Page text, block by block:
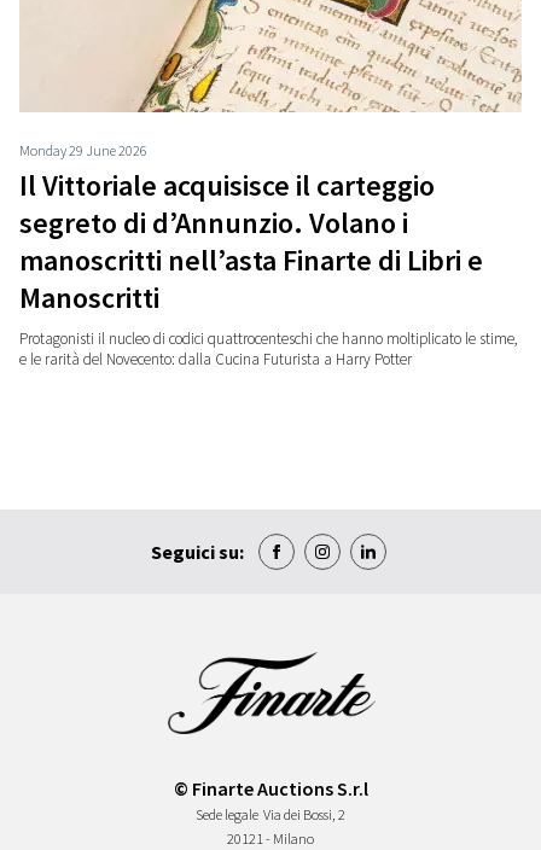
Monday 29 June 2026
Il Vittoriale acquisisce il carteggio
segreto di d’Annunzio. Volano i
manoscritti nell’asta Finarte di Libri e
Manoscritti
Protagonisti il nucleo di codici quattrocenteschi che hanno moltiplicato le stime,
e le rarità del Novecento: dalla Cucina Futurista a Harry Potter
Seguici su:
© Finarte Auctions S.r.l
Sede legale Via dei Bossi, 2
20121 - Milano